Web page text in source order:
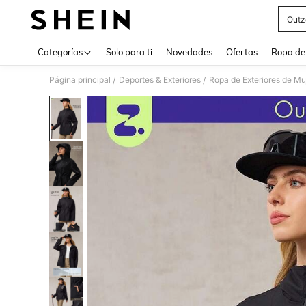
Categorías Solo para ti Novedades Ofertas Ropa
Página principal / Deportes & Exteriores / Ropa de Exteriores de